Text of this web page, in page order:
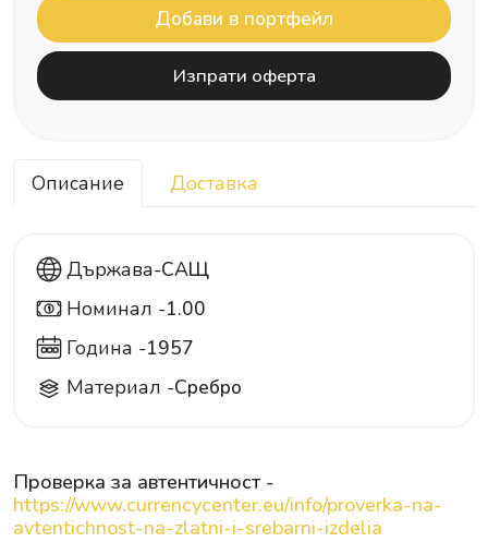
Изпрати оферта
Описание Доставка
Държава-САЩ
1 Номинал -1.00
Година -1957
Материал -Сребро
Проверка за автентичност -
https://www.currencycenter.eu/info/proverka-na-
avtentichnost-na-zlatni-i-srebarni-izdelia